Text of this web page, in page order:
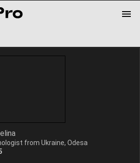
from Ukraine, Odesa